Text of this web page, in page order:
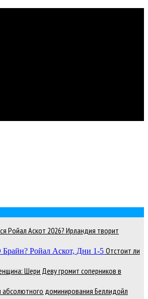
Ройал Аскот 2026? Ирландия творит
Отстоит ли
Шери Деву громит соперников в
абсолютного доминирования Беллидойл